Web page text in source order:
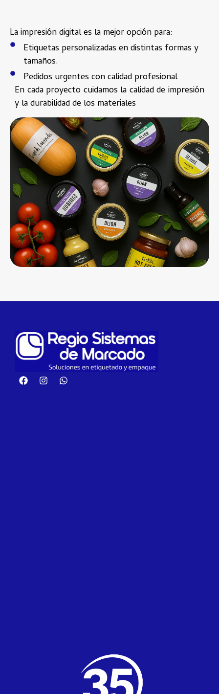
La impresión digital es la mejor opción para:
Etiquetas personalizadas en distintas formas y
tamaños.
Pedidos urgentes con calidad profesional
En cada proyecto cuidamos la calidad de impresión
y la durabilidad de los materiales